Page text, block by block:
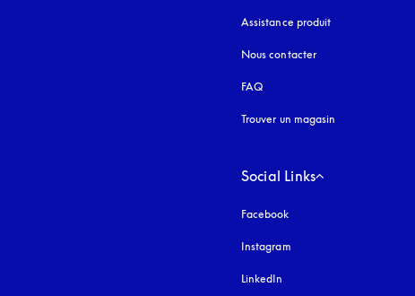
Assistance produit
Nous contacter
FAQ
Trouver un magasin
Social Links
Facebook
Instagram
LinkedIn